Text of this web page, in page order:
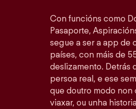
Con funcións como
Pasaporte,
segue a ser a app de
países, con máis de
deslizamento. Detrás
persoa real, e ese
que doutro modo
viaxar, ou unha